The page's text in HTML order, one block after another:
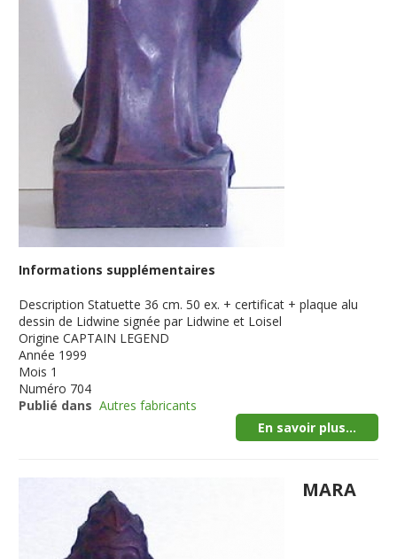
Informations supplémentaires
Description Statuette 36 cm. 50 ex. + certificat + plaque alu
dessin de Lidwine signée par Lidwine et Loisel
Origine CAPTAIN LEGEND
Année 1999
Mois 1
Numéro 704
Publié dans Autres fabricants
En savoir plus...
MARA